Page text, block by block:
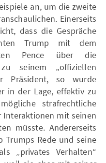
an, um die zweite
Einerseits
dass die Gespräche
Trump mit dem
Pence über die
seinem „offiziellen
Präsident, so wurde
in der Lage, effektiv zu
strafrechtliche
Interaktionen mit seinen
müsste. Andererseits
Trumps Rede und seine
„privates Verhalten“